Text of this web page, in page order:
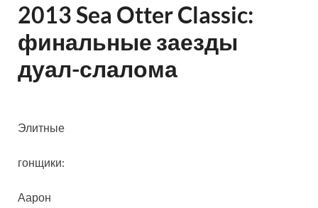
2013 Sea Otter Classic:
финальные заезды
дуал-слалома
Элитные
гонщики:
Аарон